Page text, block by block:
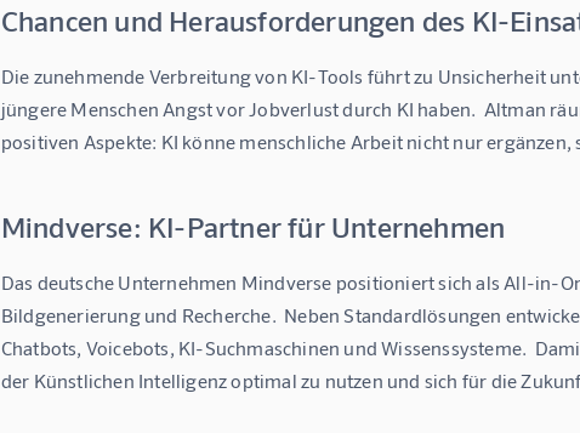
Chancen und Herausforderungen des KI-
Die zunehmende Verbreitung von KI-Tools führt zu Unsicherheit
jüngere Menschen Angst vor Jobverlust durch KI haben.  Altman
positiven Aspekte: KI könne menschliche Arbeit nicht nur
Mindverse: KI-Partner für Unternehmen
Das deutsche Unternehmen Mindverse positioniert sich als All-in-
Bildgenerierung und Recherche.  Neben Standardlösungen
Chatbots, Voicebots, KI-Suchmaschinen und Wissenssysteme.
der Künstlichen Intelligenz optimal zu nutzen und sich für die